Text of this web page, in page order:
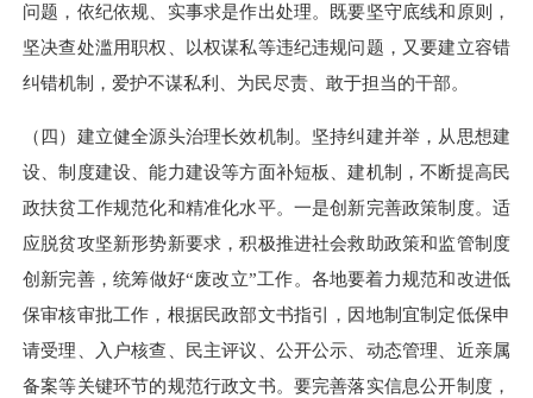
问题，依纪依规、实事求是作出处理。既要坚守底线和原则，
坚决查处滥用职权、以权谋私等违纪违规问题，又要建立容错
纠错机制，爱护不谋私利、为民尽责、敢于担当的干部。
（四）建立健全源头治理长效机制。坚持纠建并举，从思想建
设、制度建设、能力建设等方面补短板、建机制，不断提高民
政扶贫工作规范化和精准化水平。一是创新完善政策制度。适
应脱贫攻坚新形势新要求，积极推进社会救助政策和监管制度
创新完善，统筹做好“废改立”工作。各地要着力规范和改进低
保审核审批工作，根据民政部文书指引，因地制宜制定低保申
请受理、入户核查、民主评议、公开公示、动态管理、近亲属
备案等关键环节的规范行政文书。要完善落实信息公开制度，